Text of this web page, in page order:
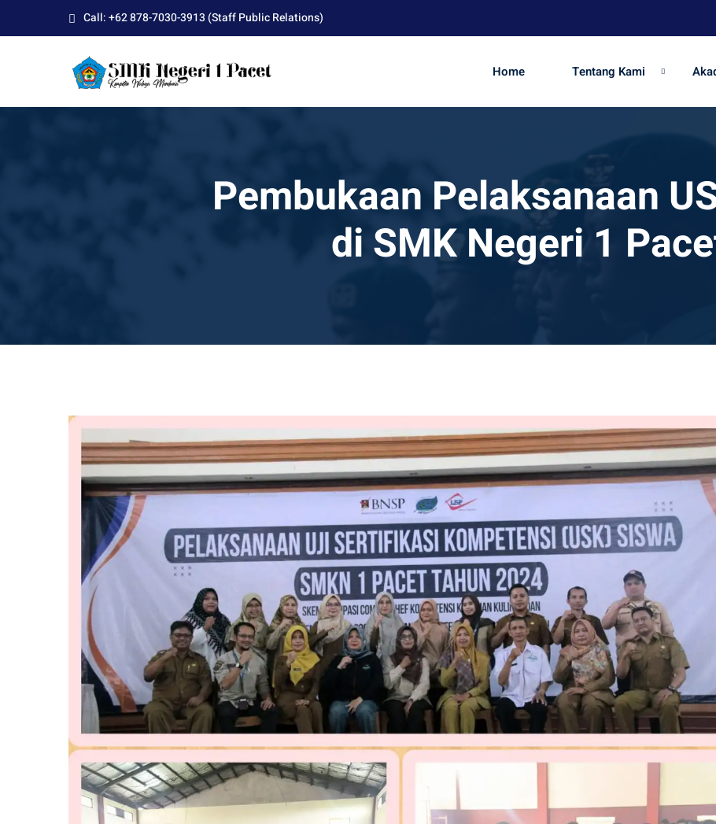
Call: +62 878-7030-3913 (Staff Public Relations)
Home Tentang Kami
Pembukaan Pelaksanaan
di SMK Negeri 1